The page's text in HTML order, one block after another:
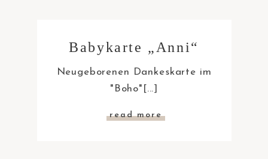
Babykarte „Anni“
Neugeborenen Dankeskarte im
"Boho"[...]
read more